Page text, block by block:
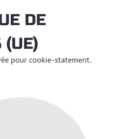
DE
(UE)
pour cookie-statement.